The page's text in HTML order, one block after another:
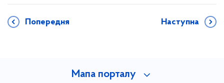
Попередня Наступна
Мапа порталу